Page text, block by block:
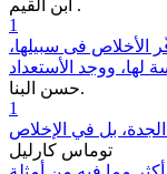
ابن القيم .
1
الأخلاص فى سبيلها،
حسن البنا.
1
توماس كارليل